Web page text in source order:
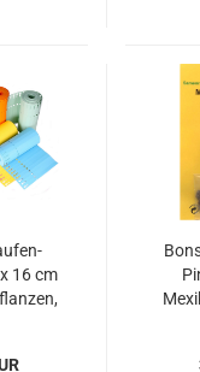
16 cm